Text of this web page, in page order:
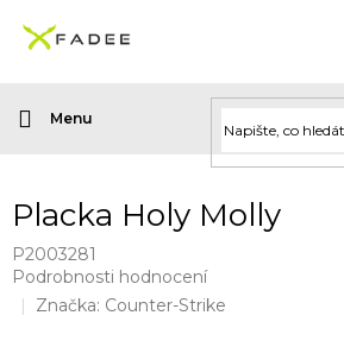
obsah
Placka Holy Molly
P2003281
Průměrné
hodnocení
Podrobnosti hodnocení
Značka: Counter-Strike